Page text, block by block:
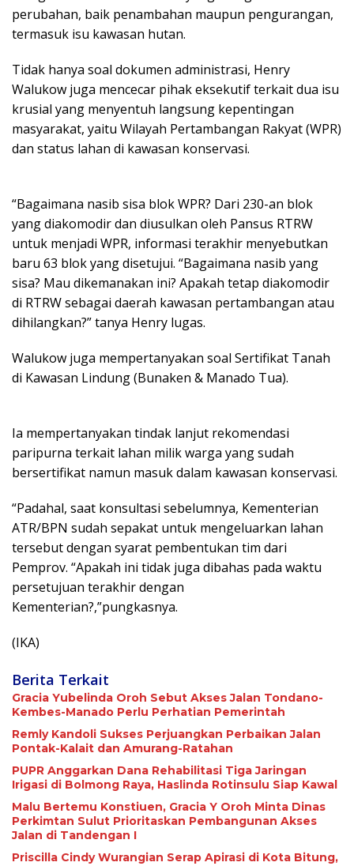
perubahan, baik penambahan maupun pengurangan,
termasuk isu kawasan hutan.
Tidak hanya soal dokumen administrasi, Henry
Walukow juga mencecar pihak eksekutif terkait dua isu
krusial yang menyentuh langsung kepentingan
masyarakat, yaitu Wilayah Pertambangan Rakyat (WPR)
dan status lahan di kawasan konservasi.
“Bagaimana nasib sisa blok WPR? Dari 230-an blok
yang diakomodir dan diusulkan oleh Pansus RTRW
untuk menjadi WPR, informasi terakhir menyebutkan
baru 63 blok yang disetujui. “Bagaimana nasib yang
sisa? Mau dikemanakan ini? Apakah tetap diakomodir
di RTRW sebagai daerah kawasan pertambangan atau
dihilangkan?” tanya Henry lugas.
Walukow juga mempertanyakan soal Sertifikat Tanah
di Kawasan Lindung (Bunaken & Manado Tua).
Ia mempertanyakan tindak lanjut rekomendasi
paripurna terkait lahan milik warga yang sudah
bersertifikat namun masuk dalam kawasan konservasi.
“Padahal, saat konsultasi sebelumnya, Kementerian
ATR/BPN sudah sepakat untuk mengeluarkan lahan
tersebut dengan syarat pembentukan tim dari
Pemprov. “Apakah ini tidak juga dibahas pada waktu
persetujuan terakhir dengan
Kementerian?,”pungkasnya.
(IKA)
Berita Terkait
Gracia Yubelinda Oroh Sebut Akses Jalan Tondano-
Kembes-Manado Perlu Perhatian Pemerintah
Remly Kandoli Sukses Perjuangkan Perbaikan Jalan
Pontak-Kalait dan Amurang-Ratahan
PUPR Anggarkan Dana Rehabilitasi Tiga Jaringan
Irigasi di Bolmong Raya, Haslinda Rotinsulu Siap Kawal
Malu Bertemu Konstiuen, Gracia Y Oroh Minta Dinas
Perkimtan Sulut Prioritaskan Pembangunan Akses
Jalan di Tandengan I
Priscilla Cindy Wurangian Serap Apirasi di Kota Bitung,